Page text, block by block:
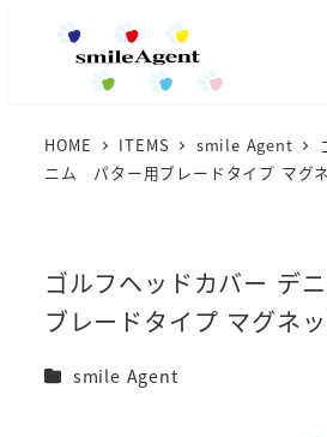
HOME ITEMS smile Agent
ニム パター用ブレードタイプ マグ
ゴルフヘッドカバー デ
ブレードタイプ マグネ
カテゴリー
smile Agent